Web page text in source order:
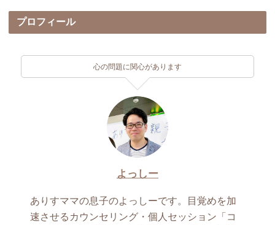
プロフィール
心の問題に関心があります
よっしー
ありすママの息子のよっしーです。目覚めを加
速させるカウンセリング・個人セッション「コ